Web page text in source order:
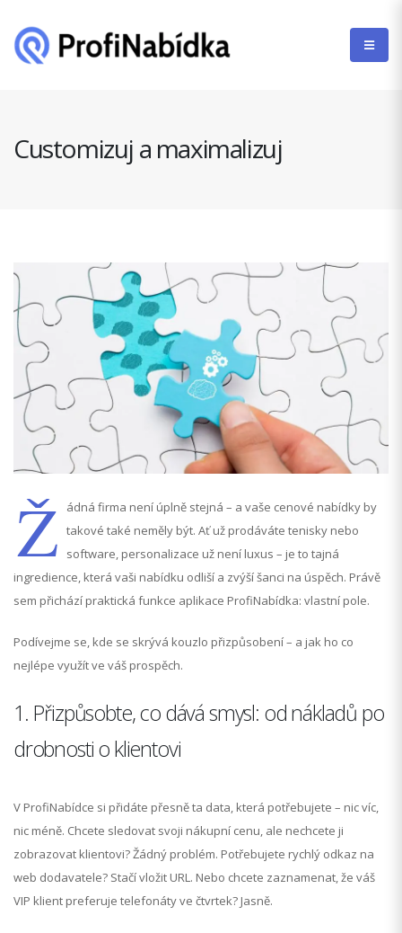
Customizuj a maximalizuj
Ž
ádná firma není úplně stejná – a vaše cenové nabídky by
takové také neměly být. Ať už prodáváte tenisky nebo
software, personalizace už není luxus – je to tajná
ingredience, která vaši nabídku odliší a zvýší šanci na úspěch. Právě
sem přichází praktická funkce aplikace ProfiNabídka: vlastní pole.
Podívejme se, kde se skrývá kouzlo přizpůsobení – a jak ho co
nejlépe využít ve váš prospěch.
1. Přizpůsobte, co dává smysl: od nákladů po
drobnosti o klientovi
V ProfiNabídce si přidáte přesně ta data, která potřebujete – nic víc,
nic méně. Chcete sledovat svoji nákupní cenu, ale nechcete ji
zobrazovat klientovi? Žádný problém. Potřebujete rychlý odkaz na
web dodavatele? Stačí vložit URL. Nebo chcete zaznamenat, že váš
VIP klient preferuje telefonáty ve čtvrtek? Jasně.